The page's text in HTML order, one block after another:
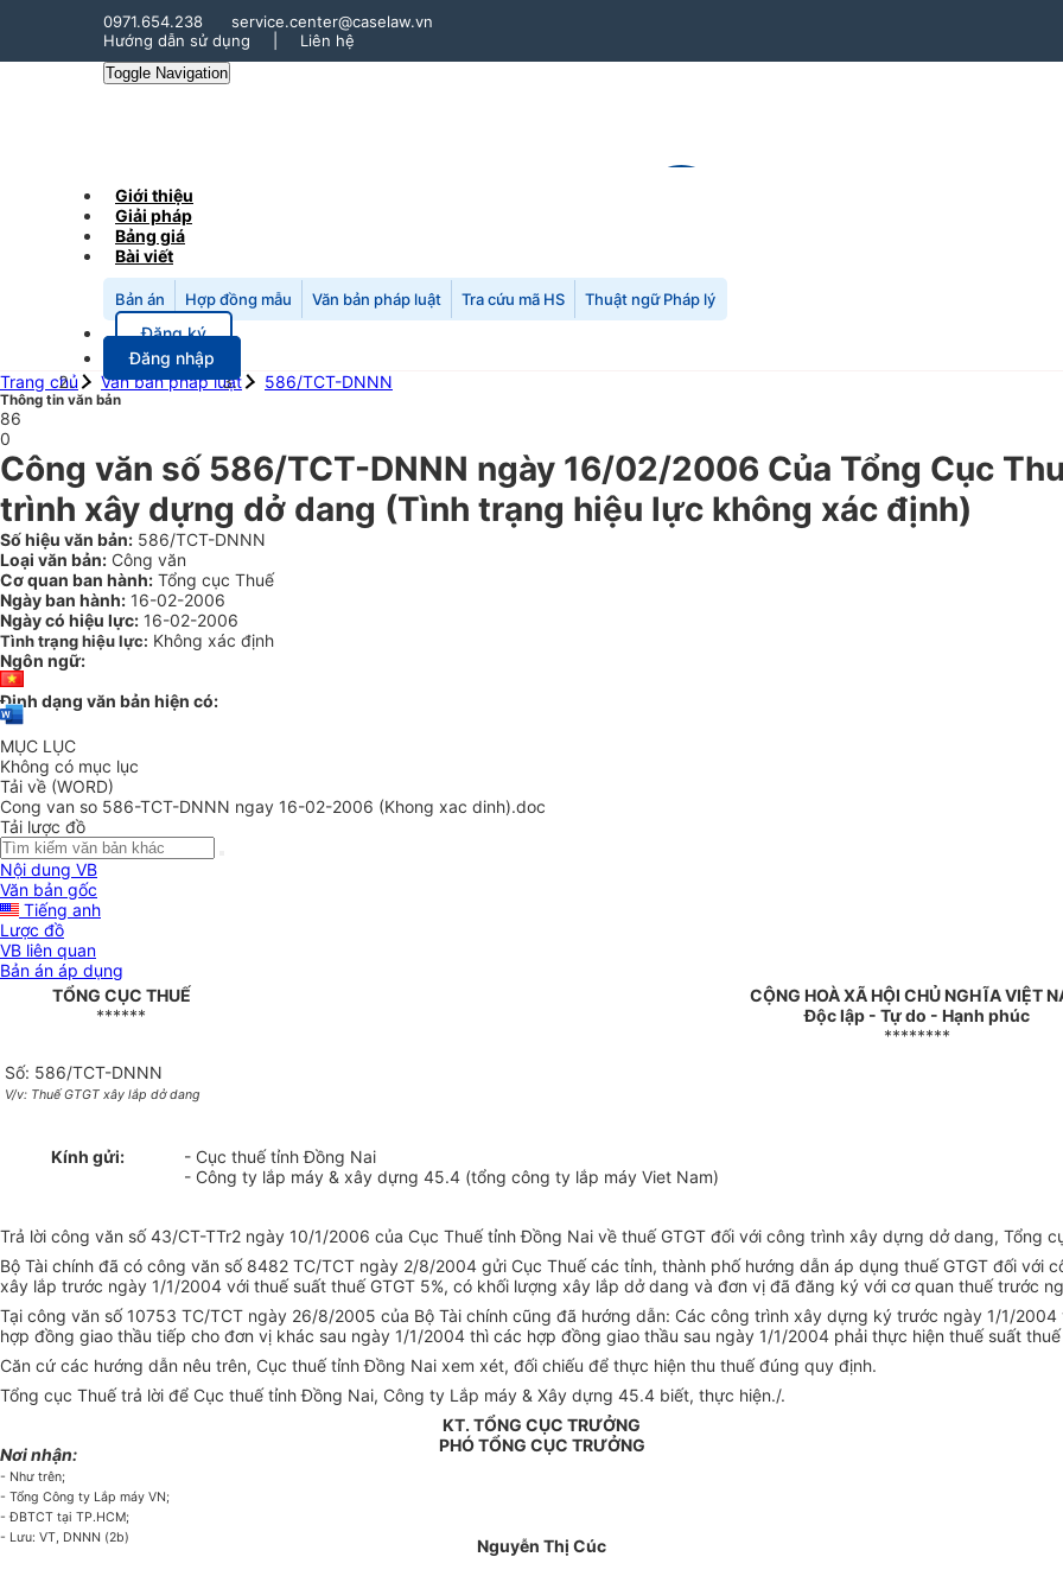
0971.654.238
service.center@caselaw.vn
Hướng dẫn sử dụng
Liên hệ
Toggle Navigation
Giới thiệu
Giải pháp
Bảng giá
Bài viết
Bản án Hợp đồng mẫu Văn bản pháp luật Tra cứu mã HS Thuật ngữ Pháp lý
Đăng ký
Đăng nhập
Trang chủ
Văn bản pháp luật 586/TCT-DNNN
Thông tin văn bản
86
0
Công văn số 586/TCT-DNNN ngày 16/02/2006 Của Tổng Cục
trình xây dựng dở dang (Tình trạng hiệu lực không xác định)
Số hiệu văn bản: 586/TCT-DNNN
Loại văn bản: Công văn
Cơ quan ban hành: Tổng cục Thuế
Ngày ban hành: 16-02-2006
Ngày có hiệu lực: 16-02-2006
Tình trạng hiệu lực: Không xác định
Ngôn ngữ:
Định dạng văn bản hiện có:
MỤC LỤC
Không có mục lục
Tải về (WORD)
Cong van so 586-TCT-DNNN ngay 16-02-2006 (Khong xac dinh).doc
Tải lược đồ
Nội dung VB
Văn bản gốc
Tiếng anh
Lược đồ
VB liên quan
Bản án áp dụng
TỔNG CỤC THUẾ
******
CỘNG HOÀ XÃ HỘI CHỦ NGHĨA VIỆT
Độc lập - Tự do - Hạnh phúc
********
Số: 586/TCT-DNNN
V/v: Thuế GTGT xây lắp dở dang
Kính gửi:
- Cục thuế tỉnh Đồng Nai
- Công ty lắp máy & xây dựng 45.4 (tổng công ty lắp máy Viet Nam)
Trả lời công văn số 43/CT-TTr2 ngày 10/1/2006 của Cục Thuế tỉnh Đồng Nai về thuế GTGT đối với công trình xây dựng dở dang, Tổng
Bộ Tài chính đã có công văn số 8482 TC/TCT ngày 2/8/2004 gửi Cục Thuế các tỉnh, thành phố hướng dẫn áp dụng thuế GTGT đối
xây lắp trước ngày 1/1/2004 với thuế suất thuế GTGT 5%, có khối lượng xây lắp dở dang và đơn vị đã đăng ký với cơ quan thuế trước
Tại công văn số 10753 TC/TCT ngày 26/8/2005 của Bộ Tài chính cũng đã hướng dẫn: Các công trình xây dựng ký trước ngày 1/1/
hợp đồng giao thầu tiếp cho đơn vị khác sau ngày 1/1/2004 thì các hợp đồng giao thầu sau ngày 1/1/2004 phải thực hiện thuế suất thuế
Căn cứ các hướng dẫn nêu trên, Cục thuế tỉnh Đồng Nai xem xét, đối chiếu để thực hiện thu thuế đúng quy định.
Tổng cục Thuế trả lời để Cục thuế tỉnh Đồng Nai, Công ty Lắp máy & Xây dựng 45.4 biết, thực hiện./.
Nơi nhận:
- Như trên;
- Tổng Công ty Lắp máy VN;
- ĐBTCT tại TP.HCM;
- Lưu: VT, DNNN (2b)
KT. TỔNG CỤC TRƯỞNG
PHÓ TỔNG CỤC TRƯỞNG
Nguyễn Thị Cúc